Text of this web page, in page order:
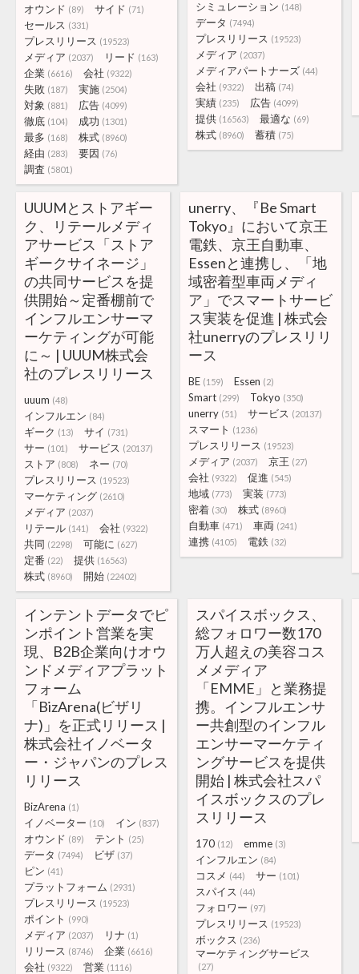
オウンド (89) サイド (71)
セールス (331)
プレスリリース (19523)
メディア (2037) リード (163)
企業 (6616) 会社 (9322)
失敗 (187) 実施 (2504)
対象 (881) 広告 (4099)
徹底 (104) 成功 (1301)
最多 (168) 株式 (8960)
経由 (283) 要因 (76)
調査 (5801)
シミュレーション (148)
データ (7494)
プレスリリース (19523)
メディア (2037)
メディアパートナーズ (44)
会社 (9322) 出稿 (74)
実績 (235) 広告 (4099)
提供 (16563) 最適な (69)
株式 (8960) 蓄積 (75)
UUUMとストアギー
ク、リテールメディ
アサービス「ストア
ギークサイネージ」
の共同サービスを提
供開始～定番棚前で
インフルエンサーマ
ーケティングが可能
に～ | UUUM株式会
社のプレスリリース
uuum (48)
インフルエン (84)
ギーク (13) サイ (731)
サー (101) サービス (20137)
ストア (808) ネー (70)
プレスリリース (19523)
マーケティング (2610)
メディア (2037)
リテール (141) 会社 (9322)
共同 (2298) 可能に (627)
定番 (22) 提供 (16563)
株式 (8960) 開始 (22402)
unerry、『Be Smart
Tokyo』において京王
電鉄、京王自動車、
Essenと連携し、「地
域密着型車両メディ
ア」でスマートサービ
ス実装を促進 | 株式会
社unerryのプレスリリ
ース
BE (159) Essen (2)
Smart (299) Tokyo (350)
unerry (51) サービス (20137)
スマート (1236)
プレスリリース (19523)
メディア (2037) 京王 (27)
会社 (9322) 促進 (545)
地域 (773) 実装 (773)
密着 (30) 株式 (8960)
自動車 (471) 車両 (241)
連携 (4105) 電鉄 (32)
インテントデータでピ
ンポイント営業を実
現、B2B企業向けオウ
ンドメディアプラット
フォーム
「BizArena(ビザリ
ナ)」を正式リリース |
株式会社イノベータ
ー・ジャパンのプレス
リリース
BizArena (1)
イノベーター (10) イン (837)
オウンド (89) テント (25)
データ (7494) ビザ (37)
ピン (41)
プラットフォーム (2931)
プレスリリース (19523)
ポイント (990)
メディア (2037) リナ (1)
リリース (8746) 企業 (6616)
会社 (9322) 営業 (1116)
スパイスボックス、
総フォロワー数170
万人超えの美容コス
メメディア
「EMME」と業務提
携。インフルエンサ
ー共創型のインフル
エンサーマーケティ
ングサービスを提供
開始 | 株式会社スパ
イスボックスのプレ
スリリース
170 (12) emme (3)
インフルエン (84)
コスメ (44) サー (101)
スパイス (44)
フォロワー (97)
プレスリリース (19523)
ボックス (236)
マーケティングサービス
(27)